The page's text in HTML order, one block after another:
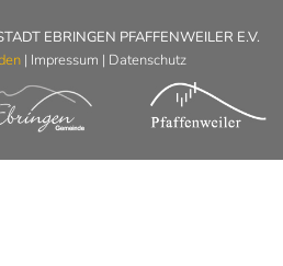
EBRINGEN PFAFFENWEILER E.V.
| Impressum | Datenschutz